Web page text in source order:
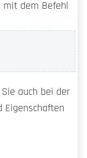
dem Befehl
auch bei der
Eigenschaften